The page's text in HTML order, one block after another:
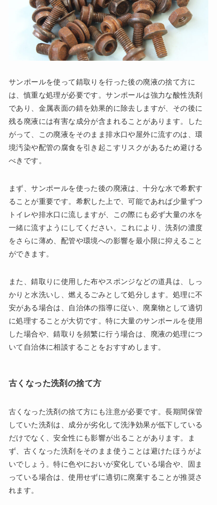
サンポールを使って錆取りを行った後の廃液の捨て方に
は、慎重な処理が必要です。サンポールは強力な酸性洗剤
であり、金属表面の錆を効果的に除去しますが、その後に
残る廃液には有害な成分が含まれることがあります。した
がって、この廃液をそのまま排水口や屋外に流すのは、環
境汚染や配管の腐食を引き起こすリスクがあるため避ける
べきです。
まず、サンポールを使った後の廃液は、十分な水で希釈す
ることが重要です。希釈した上で、可能であれば少量ずつ
トイレや排水口に流しますが、この際にも必ず大量の水を
一緒に流すようにしてください。これにより、洗剤の濃度
をさらに薄め、配管や環境への影響を最小限に抑えること
ができます。
また、錆取りに使用した布やスポンジなどの道具は、しっ
かりと水洗いし、燃えるごみとして処分します。処理に不
安がある場合は、自治体の指導に従い、廃棄物として適切
に処理することが大切です。特に大量のサンポールを使用
した場合や、錆取りを頻繁に行う場合は、廃液の処理につ
いて自治体に相談することをおすすめします。
古くなった洗剤の捨て方
古くなった洗剤の捨て方にも注意が必要です。長期間保管
していた洗剤は、成分が劣化して洗浄効果が低下している
だけでなく、安全性にも影響が出ることがあります。ま
ず、古くなった洗剤をそのまま使うことは避けたほうがよ
いでしょう。特に色やにおいが変化している場合や、固ま
っている場合は、使用せずに適切に廃棄することが推奨さ
れます。